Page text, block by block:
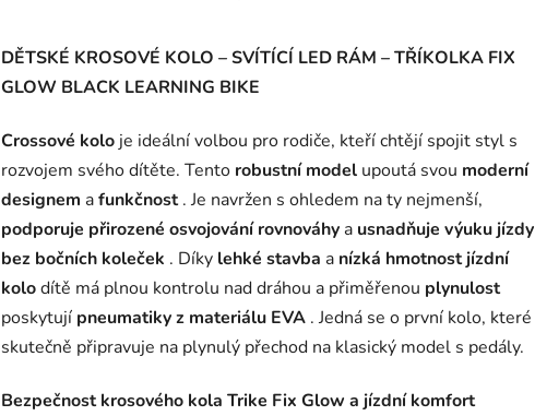
DĚTSKÉ KROSOVÉ KOLO – SVÍTÍCÍ LED RÁM – TŘÍKOLKA FIX
GLOW BLACK LEARNING BIKE
Crossové kolo je ideální volbou pro rodiče, kteří chtějí spojit styl s
rozvojem svého dítěte. Tento robustní model upoutá svou moderní
designem afunkčnost. Je navržen s ohledem na ty nejmenší,
podporuje přirozené osvojování rovnováhy a usnadňuje výuku jízdy
bez bočních koleček . Díky lehké stavba a nízká hmotnostjízdní
kolodítě má plnou kontrolu nad dráhou a přiměřenou plynulost
poskytují pneumatiky z materiálu EVA . Jedná se o první kolo, které
skutečně připravuje na plynulý přechod na klasický model s pedály.
Bezpečnost krosového kola Trike Fix Glow a jízdní komfort